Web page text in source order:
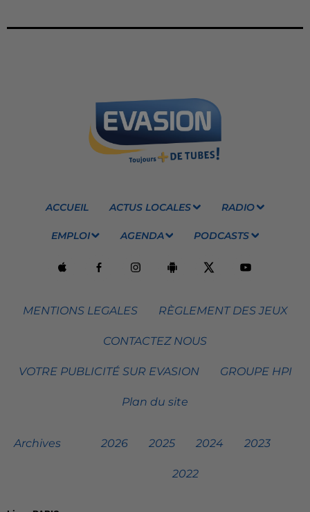
ACCUEIL ACTUS LOCALES RADIO
EMPLOI AGENDA PODCASTS
MENTIONS LEGALES RÈGLEMENT DES JEUX
CONTACTEZ NOUS
VOTRE PUBLICITÉ SUR EVASION GROUPE HPI
Plan du site
Archives 2026 2025 2024 2023
2022